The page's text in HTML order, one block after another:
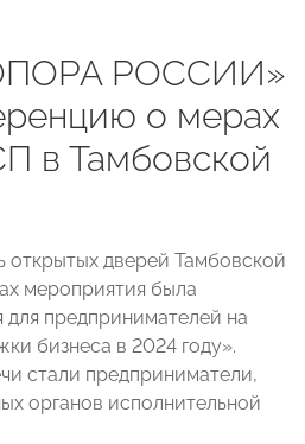
РОССИИ»
о мерах
в Тамбовской
открытых дверей Тамбовской
мероприятия была
для предпринимателей на
бизнеса в 2024 году».
стали предприниматели,
органов исполнительной